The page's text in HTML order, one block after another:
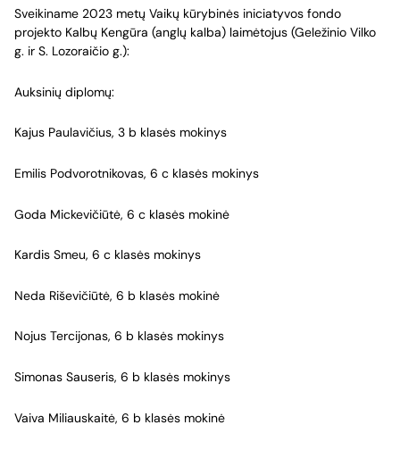
Sveikiname 2023 metų Vaikų kūrybinės iniciatyvos fondo
projekto Kalbų Kengūra (anglų kalba) laimėtojus (Geležinio Vilko
g. ir S. Lozoraičio g.):
Auksinių diplomų:
Kajus Paulavičius, 3 b klasės mokinys
Emilis Podvorotnikovas, 6 c klasės mokinys
Goda Mickevičiūtė, 6 c klasės mokinė
Kardis Smeu, 6 c klasės mokinys
Neda Riševičiūtė, 6 b klasės mokinė
Nojus Tercijonas, 6 b klasės mokinys
Simonas Sauseris, 6 b klasės mokinys
Vaiva Miliauskaitė, 6 b klasės mokinė